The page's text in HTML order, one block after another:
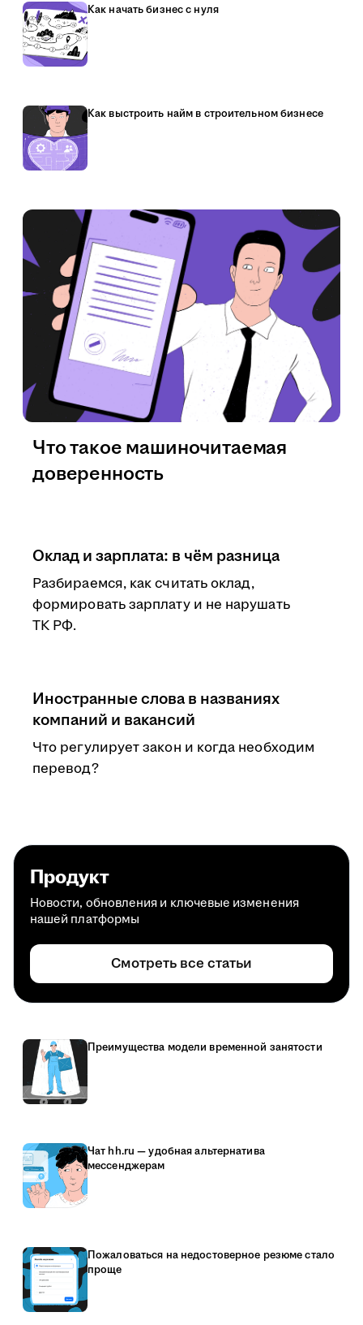
Как начать бизнес с нуля
Как выстроить найм в строительном бизнесе
Оклад и зарплата: в чём разница
Разбираемся, как считать оклад,
формировать зарплату и не нарушать
ТК РФ.
Иностранные слова в названиях
компаний и вакансий
Что регулирует закон и когда необходим
перевод?
Что такое машиночитаемая
доверенность
Продукт
Новости, обновления и ключевые изменения
нашей платформы
Смотреть все статьи
Преимущества модели временной занятости
Чат hh.ru — удобная альтернатива
мессенджерам
Пожаловаться на недостоверное резюме стало
проще